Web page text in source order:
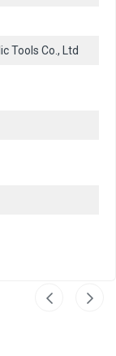
Tools Co., Ltd